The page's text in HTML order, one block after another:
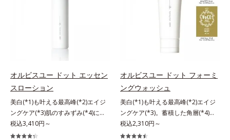
ミの原因になると考えられる“メラ
ニンの塊”を居座らせない(*1)、粉砕
と排出サポート(*5)の2ステップで
メラニンの蓄積を抑え、シミ・ソバ
カスを防ぎます。さらに、「アルテ
アネスレ(*6)」を配合し、うるおい
に満ちた自分本来の澄み渡るような
透明感を目指します。手に取った
時、なじませた時、後肌、と3段階
に変化するテクスチャーは、肌にす
ばやくなじみ、毎日の美白ケアを楽
る先行型美容液です。日本初(*1)、
毛穴約1/1000ナノサイズの極小カ
プセルの表面は肌になじみやすい構
造(*4)。内包した美容成分(*5)の浸
おいの通り道”を作って化粧水のな
じみ感をUP。化粧水前に使うこと
で、普段の化粧水の手ごたえをより
実感できる、しっとり整った肌状態
へ。化粧水前に2プッシュ使うだけ
で、うるおいのすき間にぐんぐん入
り込み、うるおいで満ち満ちたハリ
オルビスユー ドット エッセン
スローション
美白(*1)も叶える最高峰(*2)エイジ
ングケア(*3)肌のすみずみ(*4)にし
みわたるうるおい充満ローション。
ハリも透明感(*5)も結果主義。年齢
税込3,410円～
オルビスユー ドット フォーミ
ングウォッシュ
美白(*1)も叶える最高峰(*2)エイジ
ングケア(*3)。蓄積した角層(*4)を
絡めとりくすみ(*5)を晴らす高密着
マイルドピーリング(*6)洗顔料。ハ
税込2,310円～